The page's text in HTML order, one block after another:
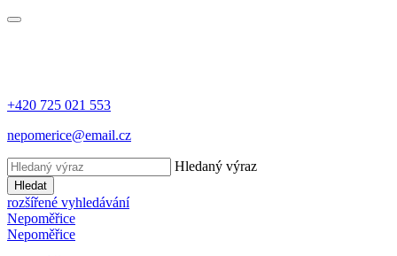
+420 725 021 553
nepomerice@email.cz
Hledaný výraz
Hledat
rozšířené vyhledávání
Nepoměřice
Nepoměřice